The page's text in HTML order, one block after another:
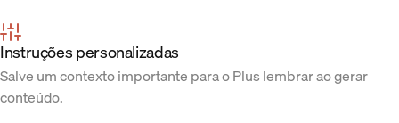
Instruções personalizadas
Salve um contexto importante para o Plus lembrar ao gerar
conteúdo.